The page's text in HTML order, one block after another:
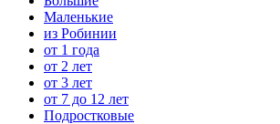
Маленькие
из Робинии
от 1 года
от 2 лет
от 3 лет
от 7 до 12 лет
Подростковые